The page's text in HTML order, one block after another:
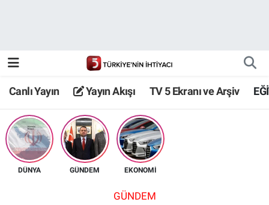
Canlı Yayın Yayın Akışı TV 5 Ekranı ve Arşiv
DÜNYA GÜNDEM EKONOMİ
GÜNDEM
TV 5 Ekranı ve Arşiv